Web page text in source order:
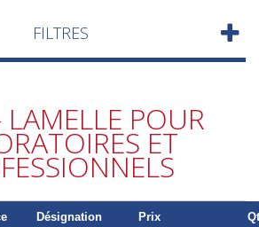
FILTRES
LAMELLE POUR
ET
Désignation Prix